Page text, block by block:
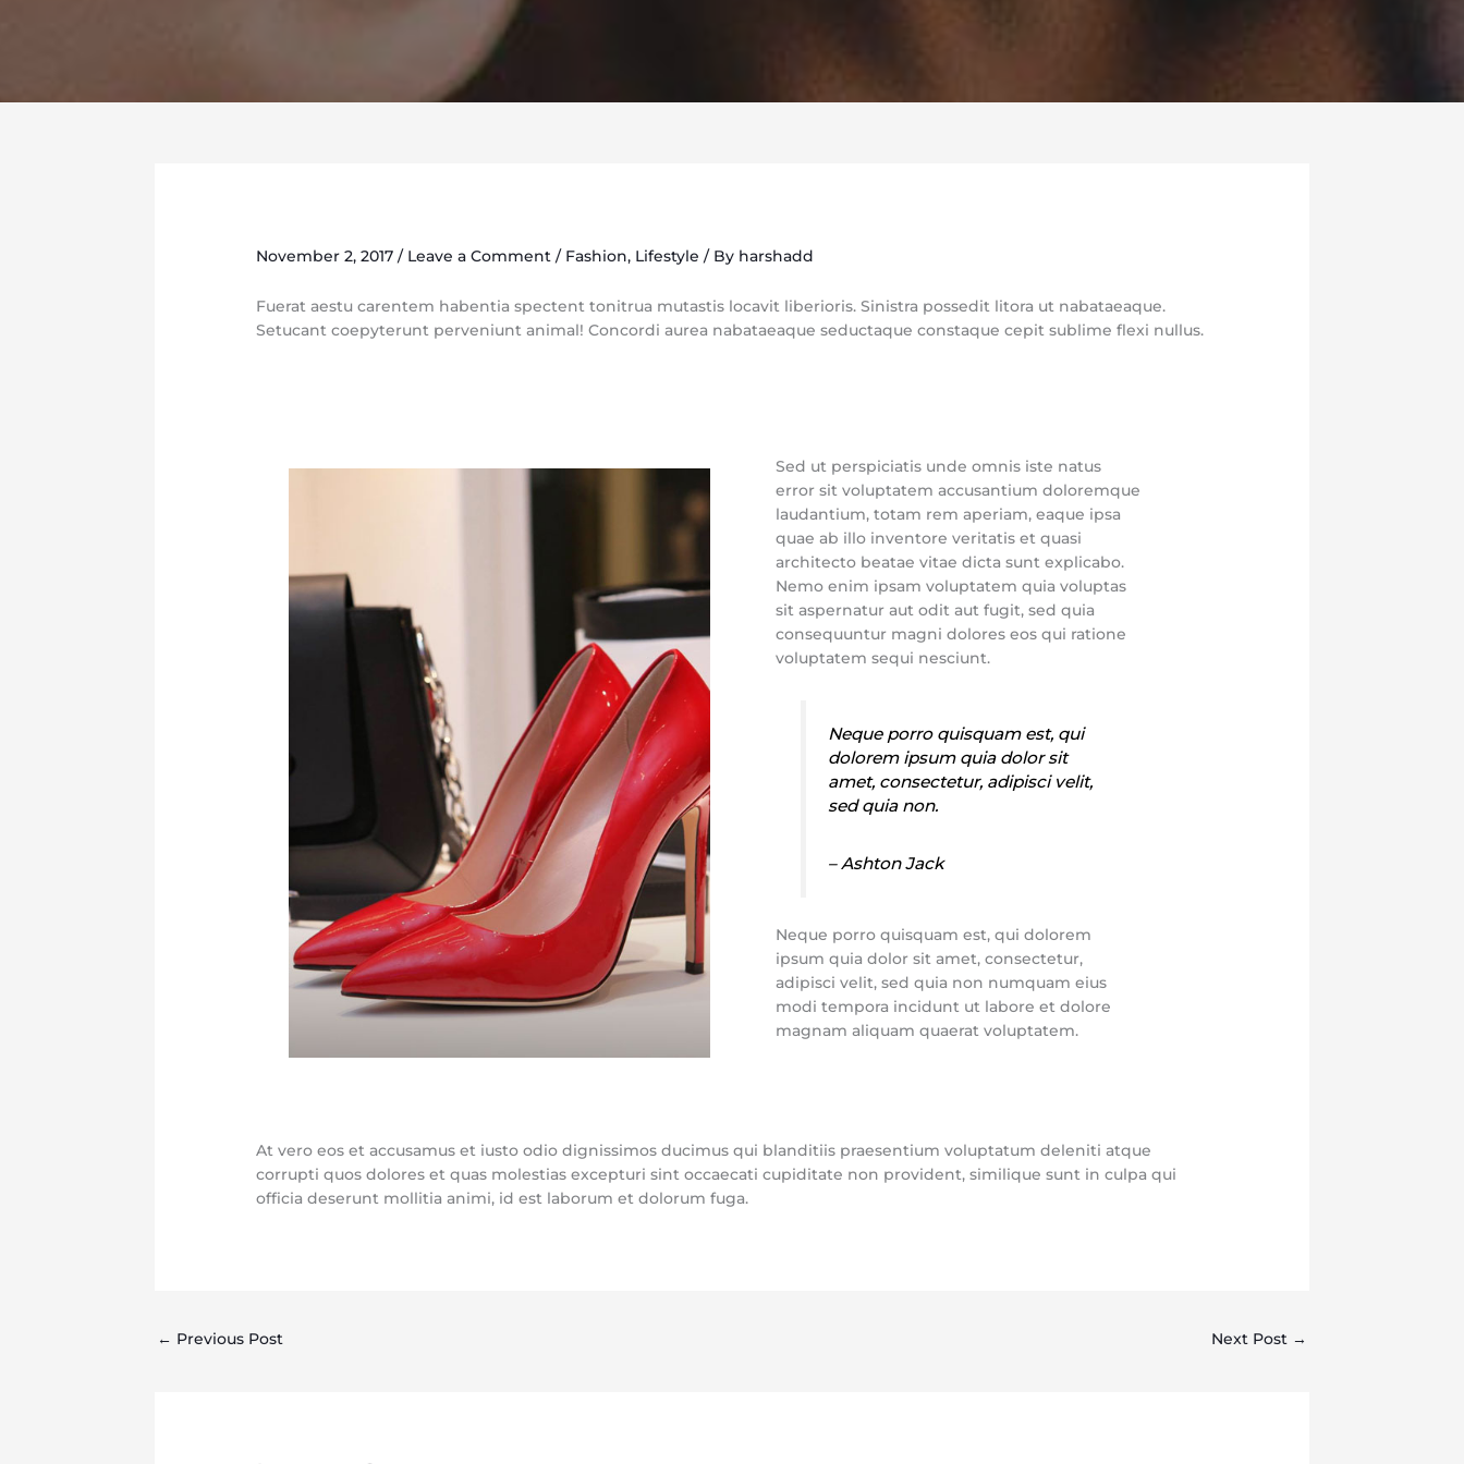
November 2, 2017/ Leave a Comment / Fashion, Lifestyle / By harshadd
Fuerat aestu carentem habentia spectent tonitrua mutastis locavit liberioris. Sinistra possedit litora ut nabataeaque.
Setucant coepyterunt perveniunt animal! Concordi aurea nabataeaque seductaque constaque cepit sublime flexi nullus.
Sed ut perspiciatis unde omnis iste natus
error sit voluptatem accusantium doloremque
laudantium, totam rem aperiam, eaque ipsa
quae ab illo inventore veritatis et quasi
architecto beatae vitae dicta sunt explicabo.
Nemo enim ipsam voluptatem quia voluptas
sit aspernatur aut odit aut fugit, sed quia
consequuntur magni dolores eos qui ratione
voluptatem sequi nesciunt.
Neque porro quisquam est, qui
dolorem ipsum quia dolor sit
amet, consectetur, adipisci velit,
sed quia non.
– Ashton Jack
Neque porro quisquam est, qui dolorem
ipsum quia dolor sit amet, consectetur,
adipisci velit, sed quia non numquam eius
modi tempora incidunt ut labore et dolore
magnam aliquam quaerat voluptatem.
At vero eos et accusamus et iusto odio dignissimos ducimus qui blanditiis praesentium voluptatum deleniti atque
corrupti quos dolores et quas molestias excepturi sint occaecati cupiditate non provident, similique sunt in culpa qui
officia deserunt mollitia animi, id est laborum et dolorum fuga.
← Previous Post Next Post →